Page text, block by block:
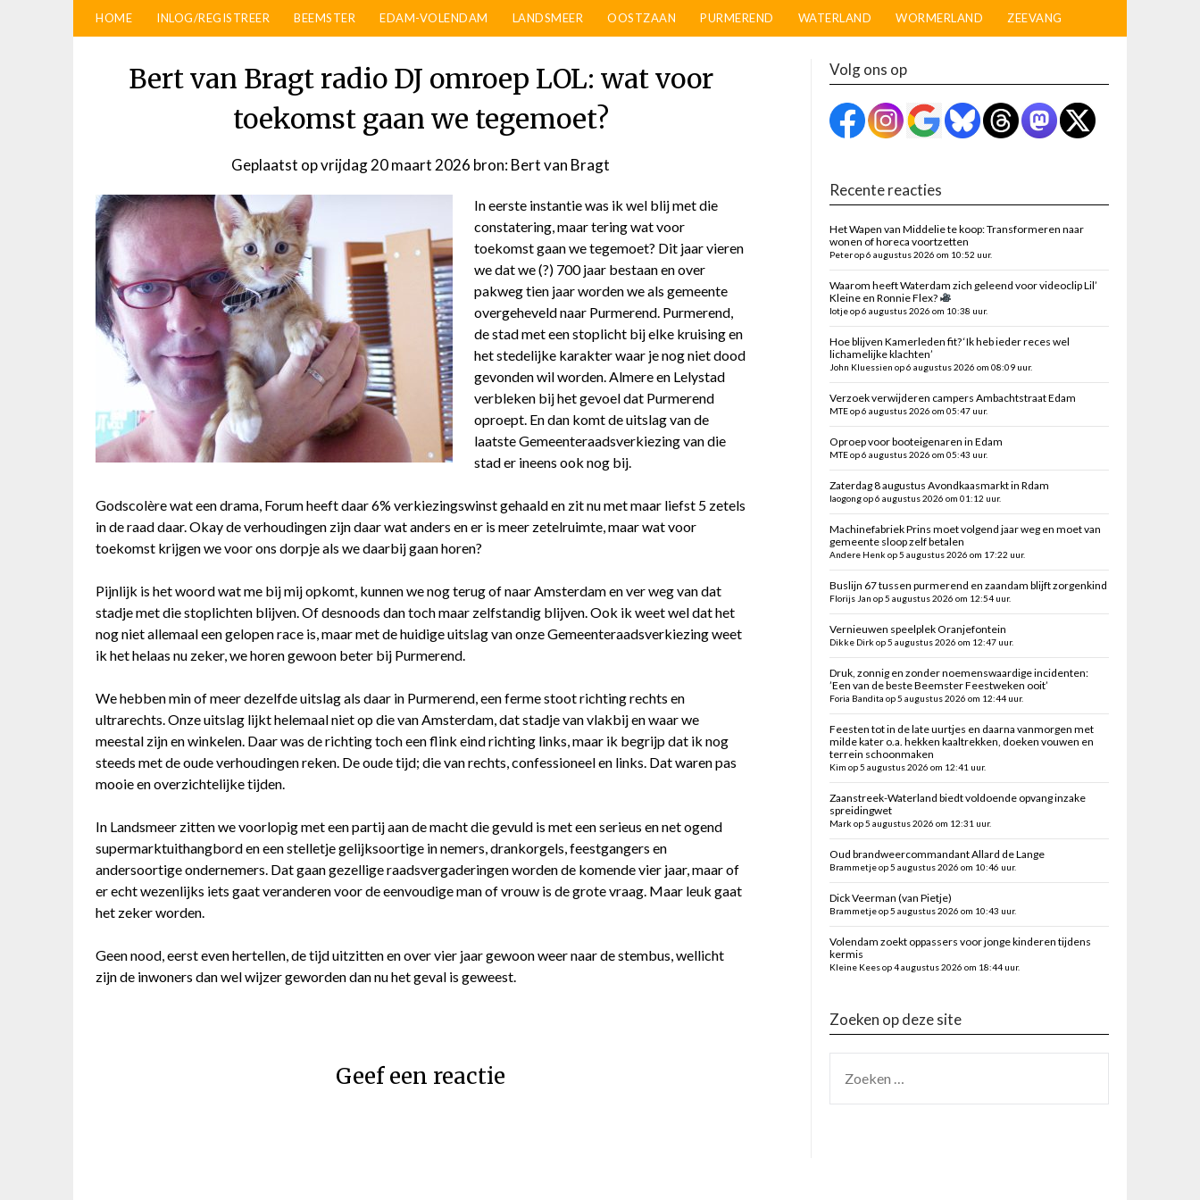
HOME INLOG/REGISTREER BEEMSTER EDAM-VOLENDAM LANDSMEER OOSTZAAN PURMEREND WATERLAND WORMERLAND ZEEVANG
Bert van Bragt radio DJ omroep LOL: wat voor
toekomst gaan we tegemoet?
Geplaatst opvrijdag 20 maart 2026 door
bron: Bert van Bragt
In eerste instantie was ik wel blij met die
constatering, maar tering wat voor
toekomst gaan we tegemoet? Dit jaar vieren
we dat we (?) 700 jaar bestaan en over
pakweg tien jaar worden we als gemeente
overgeheveld naar Purmerend. Purmerend,
de stad met een stoplicht bij elke kruising en
het stedelijke karakter waar je nog niet dood
gevonden wil worden. Almere en Lelystad
verbleken bij het gevoel dat Purmerend
oproept. En dan komt de uitslag van de
laatste Gemeenteraadsverkiezing van die
stad er ineens ook nog bij.
Godscolère wat een drama, Forum heeft daar 6% verkiezingswinst gehaald en zit nu met maar liefst 5 zetels
in de raad daar. Okay de verhoudingen zijn daar wat anders en er is meer zetelruimte, maar wat voor
toekomst krijgen we voor ons dorpje als we daarbij gaan horen?
Pijnlijk is het woord wat me bij mij opkomt, kunnen we nog terug of naar Amsterdam en ver weg van dat
stadje met die stoplichten blijven. Of desnoods dan toch maar zelfstandig blijven. Ook ik weet wel dat het
nog niet allemaal een gelopen race is, maar met de huidige uitslag van onze Gemeenteraadsverkiezing weet
ik het helaas nu zeker, we horen gewoon beter bij Purmerend.
We hebben min of meer dezelfde uitslag als daar in Purmerend, een ferme stoot richting rechts en
ultrarechts. Onze uitslag lijkt helemaal niet op die van Amsterdam, dat stadje van vlakbij en waar we
meestal zijn en winkelen. Daar was de richting toch een flink eind richting links, maar ik begrijp dat ik nog
steeds met de oude verhoudingen reken. De oude tijd; die van rechts, confessioneel en links. Dat waren pas
mooie en overzichtelijke tijden.
In Landsmeer zitten we voorlopig met een partij aan de macht die gevuld is met een serieus en net ogend
supermarktuithangbord en een stelletje gelijksoortige in nemers, drankorgels, feestgangers en
andersoortige ondernemers. Dat gaan gezellige raadsvergaderingen worden de komende vier jaar, maar of
er echt wezenlijks iets gaat veranderen voor de eenvoudige man of vrouw is de grote vraag. Maar leuk gaat
het zeker worden.
Geen nood, eerst even hertellen, de tijd uitzitten en over vier jaar gewoon weer naar de stembus, wellicht
zijn de inwoners dan wel wijzer geworden dan nu het geval is geweest.
Geef een reactie
Volg ons op
Recente reacties
Het Wapen van Middelie te koop: Transformeren naar
wonen of horeca voortzetten
Peter op 6 augustus 2026 om 10:52 uur.
Waarom heeft Waterdam zich geleend voor videoclip Lil’
Kleine en Ronnie Flex?
lotje op 6 augustus 2026 om 10:38 uur.
Hoe blijven Kamerleden fit? ‘Ik heb ieder reces wel
lichamelijke klachten’
John Kluessien op 6 augustus 2026 om 08:09 uur.
Verzoek verwijderen campers Ambachtstraat Edam
MTE op 6 augustus 2026 om 05:47 uur.
Oproep voor booteigenaren in Edam
MTE op 6 augustus 2026 om 05:43 uur.
Zaterdag 8 augustus Avondkaasmarkt in Rdam
laogong op 6 augustus 2026 om 01:12 uur.
Machinefabriek Prins moet volgend jaar weg en moet van
gemeente sloop zelf betalen
Andere Henk op 5 augustus 2026 om 17:22 uur.
Buslijn 67 tussen purmerend en zaandam blijft zorgenkind
Florijs Jan op 5 augustus 2026 om 12:54 uur.
Vernieuwen speelplek Oranjefontein
Dikke Dirk op 5 augustus 2026 om 12:47 uur.
Druk, zonnig en zonder noemenswaardige incidenten:
’Een van de beste Beemster Feestweken ooit’
Foria Bandita op 5 augustus 2026 om 12:44 uur.
Feesten tot in de late uurtjes en daarna vanmorgen met
milde kater o.a. hekken kaaltrekken, doeken vouwen en
terrein schoonmaken
Kim op 5 augustus 2026 om 12:41 uur.
Zaanstreek-Waterland biedt voldoende opvang inzake
spreidingwet
Mark op 5 augustus 2026 om 12:31 uur.
Oud brandweercommandant Allard de Lange
Brammetje op 5 augustus 2026 om 10:46 uur.
Dick Veerman (van Pietje)
Brammetje op 5 augustus 2026 om 10:43 uur.
Volendam zoekt oppassers voor jonge kinderen tijdens
kermis
Kleine Kees op 4 augustus 2026 om 18:44 uur.
Zoeken op deze site